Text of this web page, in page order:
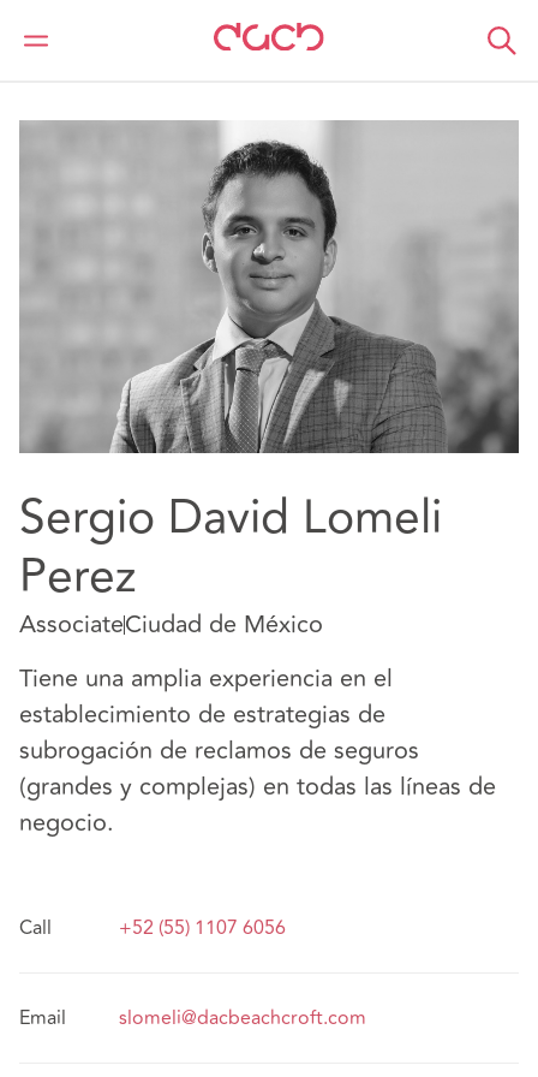
DAC Beachcroft
Nuestro personal
Sergio David Lomeli
Perez
AssociateCiudad de México
Tiene una amplia experiencia en el
establecimiento de estrategias de
subrogación de reclamos de seguros
(grandes y complejas) en todas las líneas de
negocio.
Call +52 (55) 1107 6056
Email slomeli@dacbeachcroft.com